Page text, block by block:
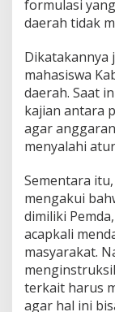
formulasi
daerah tidak
Dikatakannya
mahasiswa
daerah. Saat
kajian antara
agar
menyalahi
Sementara
mengakui
dimiliki
acapkali
masyarakat.
terkait harus
agar hal ini